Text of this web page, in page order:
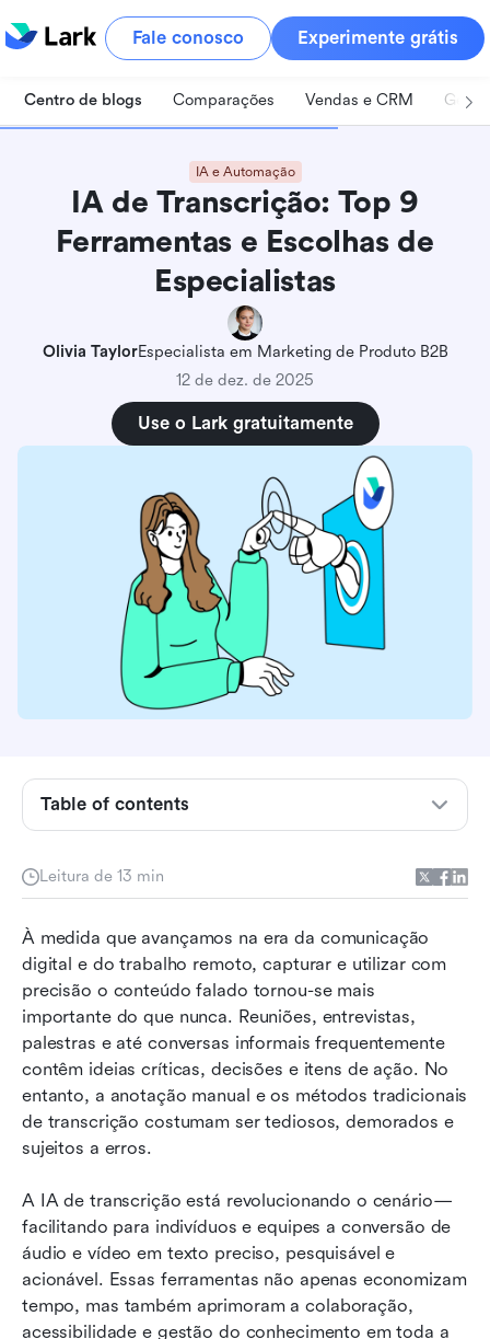
Fale conosco Experimente grátis
Centro de blogs Comparações Vendas e CRM
IA e Automação
IA de Transcrição: Top 9
Ferramentas e Escolhas de
Especialistas
Olivia TaylorEspecialista em Marketing de Produto B2B
12 de dez. de 2025
Use o Lark gratuitamente
Leitura de 13 min
À medida que avançamos na era da comunicação
digital e do trabalho remoto, capturar e utilizar com
precisão o conteúdo falado tornou-se mais
importante do que nunca. Reuniões, entrevistas,
palestras e até conversas informais frequentemente
contêm ideias críticas, decisões e itens de ação. No
entanto, a anotação manual e os métodos tradicionais
de transcrição costumam ser tediosos, demorados e
sujeitos a erros.
A IA de transcrição está revolucionando o cenário—
facilitando para indivíduos e equipes a conversão de
áudio e vídeo em texto preciso, pesquisável e
acionável. Essas ferramentas não apenas economizam
tempo, mas também aprimoram a colaboração,
acessibilidade e gestão do conhecimento em toda a
Table of contents
O que é IA de transcrição?
para transcrição
benefícios da IA de transcrição
Top 9 ferramentas de IA para transcrição
Como escolher a ferramenta de IA para
transcrição adequada
Perguntas frequentes
Conclusão
Leitura relacionada